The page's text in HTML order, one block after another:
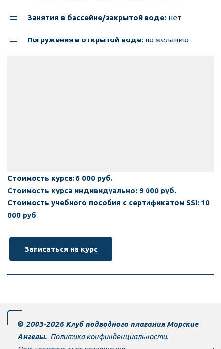
Занятия в бассейне/закрытой воде: нет
Погружения в открытой воде: по желанию
Стоимость курса: 6 000 руб.
Стоимость курса индивидуально: 9 000 руб.
Стоимость учебного пособия с сертификатом SSI: 10
000 руб.
Записаться на курс
© 20­­­­03-2026 Клуб подводного плавания Морские
Ангелы. Политика конфинденциальности.